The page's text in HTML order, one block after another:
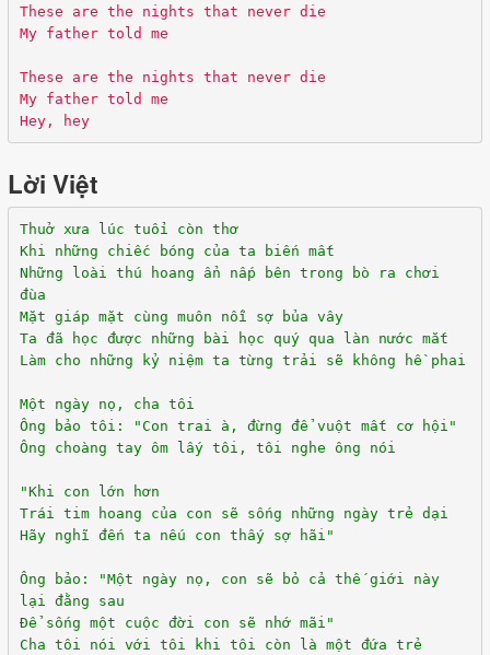
These are the nights that never die
My father told me
These are the nights that never die
My father told me
Hey, hey
Lời Việt
Thuở xưa lúc tuổi còn thơ
Khi những chiếc bóng của ta biến mất
Những loài thú hoang ẩn nấp bên trong bò ra chơi
đùa
Mặt giáp mặt cùng muôn nỗi sợ bủa vây
Ta đã học được những bài học quý qua làn nước mắt
Làm cho những kỷ niệm ta từng trải sẽ không hề phai
Một ngày nọ, cha tôi
Ông bảo tôi: "Con trai à, đừng để vuột mất cơ hội"
Ông choàng tay ôm lấy tôi, tôi nghe ông nói
"Khi con lớn hơn
Trái tim hoang của con sẽ sống những ngày trẻ dại
Hãy nghĩ đến ta nếu con thấy sợ hãi"
Ông bảo: "Một ngày nọ, con sẽ bỏ cả thế giới này
lại đằng sau
Để sống một cuộc đời con sẽ nhớ mãi"
Cha tôi nói với tôi khi tôi còn là một đứa trẻ